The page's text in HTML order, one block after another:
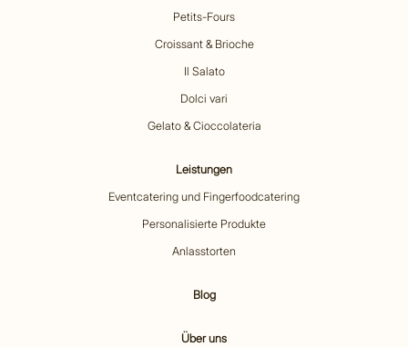
Petits-Fours
Croissant & Brioche
Il Salato
Dolci vari
Gelato & Cioccolateria
Leistungen
Eventcatering und Fingerfoodcatering
Personalisierte Produkte
Anlasstorten
Blog
Über uns